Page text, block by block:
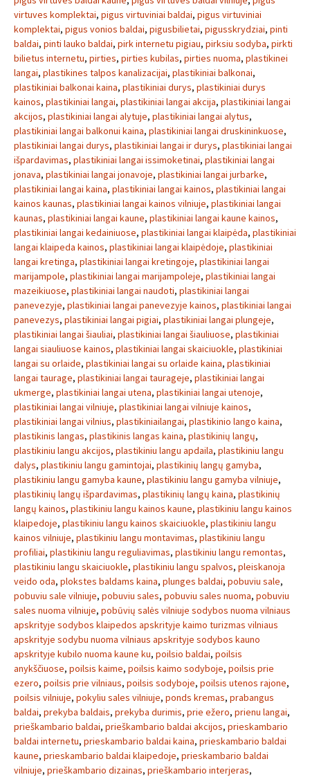
virtuves komplektai, pigus virtuviniai baldai, pigus virtuviniai
komplektai, pigus vonios baldai, pigusbilietai, pigusskrydziai, pinti
baldai, pinti lauko baldai, pirk internetu pigiau, pirksiu sodyba, pirkti
bilietus internetu, pirties, pirties kubilas, pirties nuoma, plastikinei
langai, plastikines talpos kanalizacijai, plastikiniai balkonai,
plastikiniai balkonai kaina, plastikiniai durys, plastikiniai durys
kainos, plastikiniai langai, plastikiniai langai akcija, plastikiniai langai
akcijos, plastikiniai langai alytuje, plastikiniai langai alytus,
plastikiniai langai balkonui kaina, plastikiniai langai druskininkuose,
plastikiniai langai durys, plastikiniai langai ir durys, plastikiniai langai
išpardavimas, plastikiniai langai issimoketinai, plastikiniai langai
jonava, plastikiniai langai jonavoje, plastikiniai langai jurbarke,
plastikiniai langai kaina, plastikiniai langai kainos, plastikiniai langai
kainos kaunas, plastikiniai langai kainos vilniuje, plastikiniai langai
kaunas, plastikiniai langai kaune, plastikiniai langai kaune kainos,
plastikiniai langai kedainiuose, plastikiniai langai klaipėda, plastikiniai
langai klaipeda kainos, plastikiniai langai klaipėdoje, plastikiniai
langai kretinga, plastikiniai langai kretingoje, plastikiniai langai
marijampole, plastikiniai langai marijampoleje, plastikiniai langai
mazeikiuose, plastikiniai langai naudoti, plastikiniai langai
panevezyje, plastikiniai langai panevezyje kainos, plastikiniai langai
panevezys, plastikiniai langai pigiai, plastikiniai langai plungeje,
plastikiniai langai šiauliai, plastikiniai langai šiauliuose, plastikiniai
langai siauliuose kainos, plastikiniai langai skaiciuokle, plastikiniai
langai su orlaide, plastikiniai langai su orlaide kaina, plastikiniai
langai taurage, plastikiniai langai taurageje, plastikiniai langai
ukmerge, plastikiniai langai utena, plastikiniai langai utenoje,
plastikiniai langai vilniuje, plastikiniai langai vilniuje kainos,
plastikiniai langai vilnius, plastikiniailangai, plastikinio lango kaina,
plastikinis langas, plastikinis langas kaina, plastikinių langų,
plastikiniu langu akcijos, plastikiniu langu apdaila, plastikiniu langu
dalys, plastikiniu langu gamintojai, plastikinių langų gamyba,
plastikiniu langu gamyba kaune, plastikiniu langu gamyba vilniuje,
plastikinių langų išpardavimas, plastikinių langų kaina, plastikinių
langų kainos, plastikiniu langu kainos kaune, plastikiniu langu kainos
klaipedoje, plastikiniu langu kainos skaiciuokle, plastikiniu langu
kainos vilniuje, plastikiniu langu montavimas, plastikiniu langu
profiliai, plastikiniu langu reguliavimas, plastikiniu langu remontas,
plastikiniu langu skaiciuokle, plastikiniu langu spalvos, pleiskanoja
veido oda, plokstes baldams kaina, plunges baldai, pobuviu sale,
pobuviu sale vilniuje, pobuviu sales, pobuviu sales nuoma, pobuviu
sales nuoma vilniuje, pobūvių salės vilniuje sodybos nuoma vilniaus
apskrityje sodybos klaipedos apskrityje kaimo turizmas vilniaus
apskrityje sodybu nuoma vilniaus apskrityje sodybos kauno
apskrityje kubilo nuoma kaune ku, poilsio baldai, poilsis
anykščiuose, poilsis kaime, poilsis kaimo sodyboje, poilsis prie
ezero, poilsis prie vilniaus, poilsis sodyboje, poilsis utenos rajone,
poilsis vilniuje, pokyliu sales vilniuje, ponds kremas, prabangus
baldai, prekyba baldais, prekyba durimis, prie ežero, prienu langai,
prieškambario baldai, prieškambario baldai akcijos, prieskambario
baldai internetu, prieskambario baldai kaina, prieskambario baldai
kaune, prieskambario baldai klaipedoje, prieskambario baldai
vilniuje, prieškambario dizainas, prieškambario interjeras,